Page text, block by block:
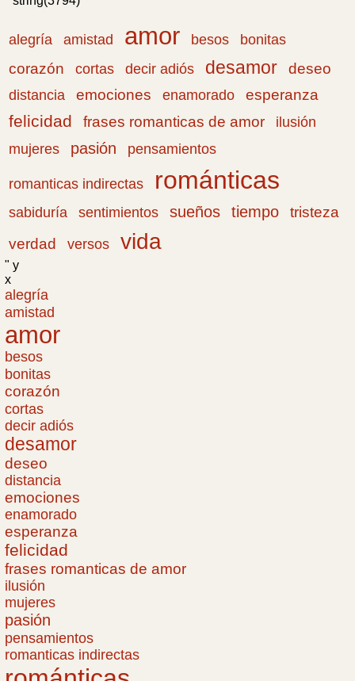
alegría amistad amor besos
bonitas
corazón
cortas decir adiós desamor deseo
distancia emociones enamorado esperanza
felicidad frases romanticas de amor
ilusión
mujeres
pasión pensamientos
romanticas indirectas románticas
sabiduría sentimientos sueños tiempo
tristeza
verdad
versos vida
" y
x
alegría
amistad
amor
besos
bonitas
corazón
cortas
decir adiós
desamor
deseo
distancia
emociones
enamorado
esperanza
felicidad
frases romanticas de amor
ilusión
mujeres
pasión
pensamientos
romanticas indirectas